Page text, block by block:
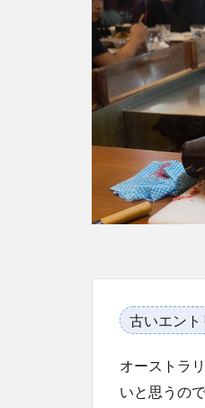
古いエント
オーストラ
いと思うの